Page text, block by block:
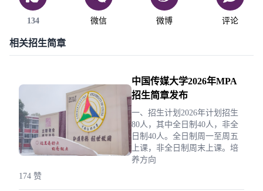
134 微信 微博 评论
相关招生简章
中国传媒大学2026年MPA
招生简章发布
一、招生计划2026年计划招生
80人，其中全日制40人，非全
日制40人。全日制周一至周五
上课，非全日制周末上课。培
养方向
174 赞